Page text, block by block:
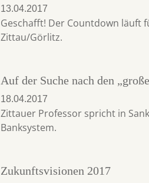
13.04.2017
Geschafft! Der Countdown läuft
Zittau/Görlitz.
Auf der Suche nach den
18.04.2017
Zittauer Professor spricht in
Banksystem.
Zukunftsvisionen 2017